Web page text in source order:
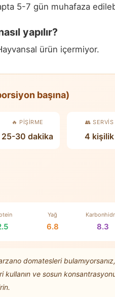
5-7 gün muhafaza
yapılır?
ürün içermiyor.
başına)
🔥 PIŞIRME
25-30 dakika
👥 SERVIS
4 kişilik
Yağ
6.8 8.3
domatesleri bulamıyorsanız,
kullanın ve sosun